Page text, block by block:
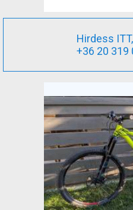
Hirdess
+36 20 319